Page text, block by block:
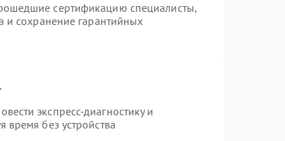
сертификацию специалисты,
и сохранение гарантийных
экспресс-диагностику и
время без устройства